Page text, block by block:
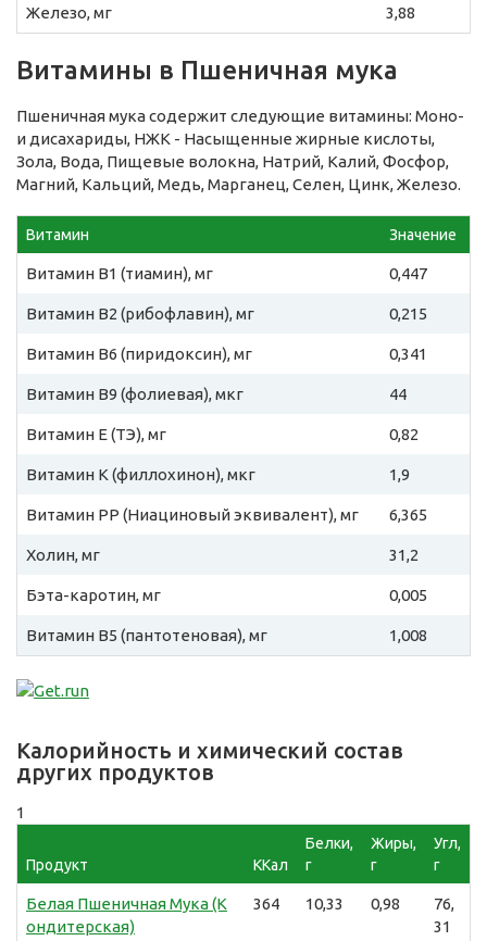
Железо, мг 3,88
Витамины в Пшеничная мука
Пшеничная мука содержит следующие витамины: Моно-
и дисахариды, НЖК - Насыщенные жирные кислоты,
Зола, Вода, Пищевые волокна, Натрий, Калий, Фосфор,
Магний, Кальций, Медь, Марганец, Селен, Цинк, Железо.
Витамин Значение
Витамин B1 (тиамин), мг 0,447
Витамин B2 (рибофлавин), мг 0,215
Витамин B6 (пиридоксин), мг 0,341
Витамин B9 (фолиевая), мкг 44
Витамин E (ТЭ), мг 0,82
Витамин К (филлохинон), мкг 1,9
Витамин PP (Ниациновый эквивалент), мг 6,365
Холин, мг 31,2
Бэта-каротин, мг 0,005
Витамин B5 (пантотеновая), мг 1,008
Калорийность и химический состав
других продуктов
1
Продукт ККал
Белки,
г
Жиры,
г
Угл,
г
Белая Пшеничная Мука (К
ондитерская)
364 10,33 0,98
76,
31